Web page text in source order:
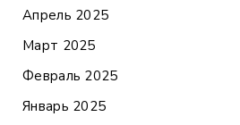
Апрель 2025
Март 2025
Февраль 2025
Январь 2025